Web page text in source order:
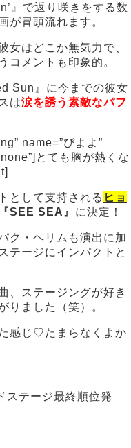
』で返り咲きをする数
が冒頭流れます。
女はどこか無気力で、
コメントも印象的。
Sun』に今までの彼女
は涙を誘う素敵なパフ
name=”ぴよよ”
とても胸が熱くな
として支持される ヒョ
『SEE SEA』 に決定！
ク・ヘリムも演出に加
テージにインパクトと
、ステージングが好き
りました（笑）。
感じ♡たまらなくよか
ステージ最終順位発